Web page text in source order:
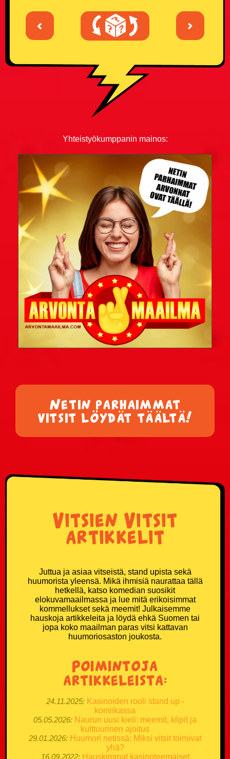
< >
Yhteistyökumppanin mainos:
Netin parhaimmat
vitsit löydät täältä!
Vitsien Vitsit
artikkelit
Juttua ja asiaa vitseistä, stand upista sekä
huumorista yleensä. Mikä ihmisiä naurattaa tällä
hetkellä, katso komedian suosikit
elokuvamaailmassa ja lue mitä erikoisimmat
kommellukset sekä meemit! Julkaisemme
hauskoja artikkeleita ja löydä ehkä Suomen tai
jopa koko maailman paras vitsi kattavan
huumoriosaston joukosta.
Poimintoja
artikkeleista:
24.11.2025: Kasinoiden rooli stand up -
komiikassa
05.05.2026: Naurun uusi kieli: meemit, klipit ja
kulttuurinen ajoitus
29.01.2026: Huumori netissä: Miksi vitsit toimivat
yhä?
16.09.2022: Hauskimmat kasinoteemaiset